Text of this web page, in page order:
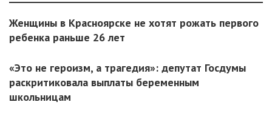
Женщины в Красноярске не хотят рожать первого
ребенка раньше 26 лет
«Это не героизм, а трагедия»: депутат Госдумы
раскритиковала выплаты беременным
школьницам